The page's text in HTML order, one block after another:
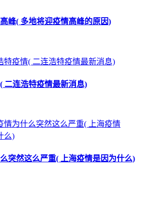
峰( 多地将迎疫情高峰的原因)
二连浩特疫情最新消息)
突然这么严重( 上海疫情是因为什么)